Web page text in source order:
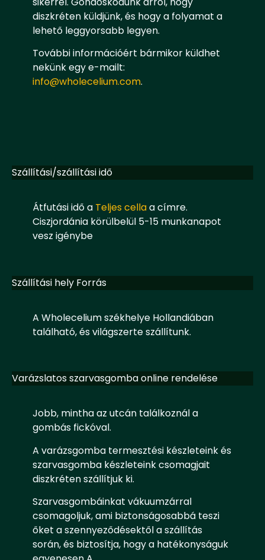
diszkréten küldjünk, és hogy a folyamat a
lehető leggyorsabb legyen.
További információért bármikor küldhet
nekünk egy e-mailt:
info@wholecelium.com.
Szállítási/szállítási idő
Átfutási idő a Teljes cellaa címre.
Ciszjordánia körülbelül 5-15 munkanapot
vesz igénybe
Szállítási hely Forrás
A Wholecelium székhelye Hollandiában
található, és világszerte szállítunk.
Varázslatos szarvasgomba online rendelése
Jobb, mintha az utcán találkoznál a
gombás fickóval.
A varázsgomba termesztési készleteink és
szarvasgomba készleteink csomagjait
diszkréten szállítjuk ki.
Szarvasgombáinkat vákuumzárral
csomagoljuk, ami biztonságosabbá teszi
őket a szennyeződésektől a szállítás
során, és biztosítja, hogy a hatékonyságuk